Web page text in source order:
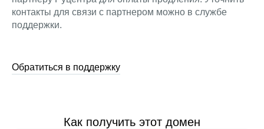
контакты для связи с партнером можно в службе
поддержки.
Обратиться в поддержку
Как получить этот домен